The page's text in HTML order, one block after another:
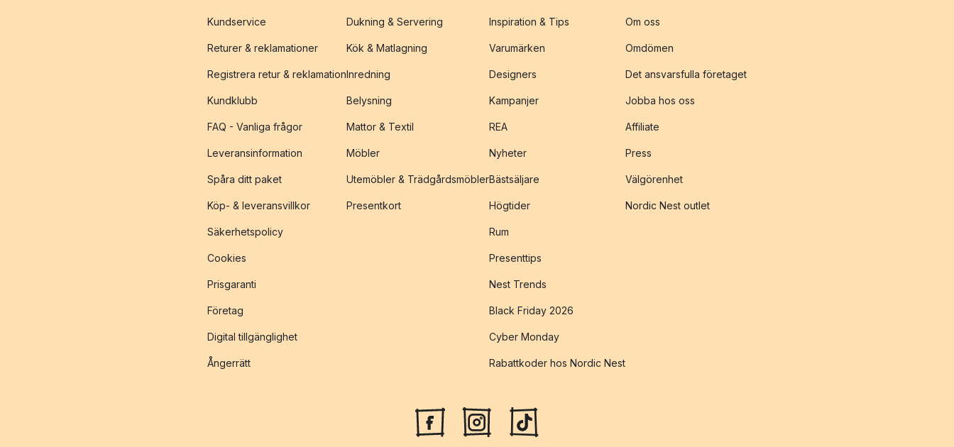
Kundservice
Returer & reklamationer
Registrera retur & reklamation
Kundklubb
FAQ - Vanliga frågor
Leveransinformation
Spåra ditt paket
Köp- & leveransvillkor
Säkerhetspolicy
Cookies
Prisgaranti
Företag
Digital tillgänglighet
Ångerrätt
Dukning & Servering
Kök & Matlagning
Inredning
Belysning
Mattor & Textil
Möbler
Utemöbler & Trädgårdsmöbler
Presentkort
Inspiration & Tips
Varumärken
Designers
Kampanjer
REA
Nyheter
Bästsäljare
Högtider
Rum
Presenttips
Nest Trends
Black Friday 2026
Cyber Monday
Rabattkoder hos Nordic Nest
Om oss
Omdömen
Det ansvarsfulla företaget
Jobba hos oss
Affiliate
Press
Välgörenhet
Nordic Nest outlet